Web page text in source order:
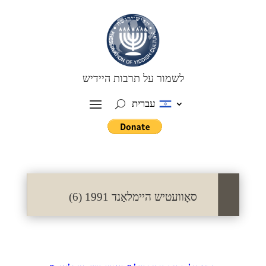
לשמור על תרבות היידיש
עברית
סאָוועטיש היימלאַנד 1991 (6)